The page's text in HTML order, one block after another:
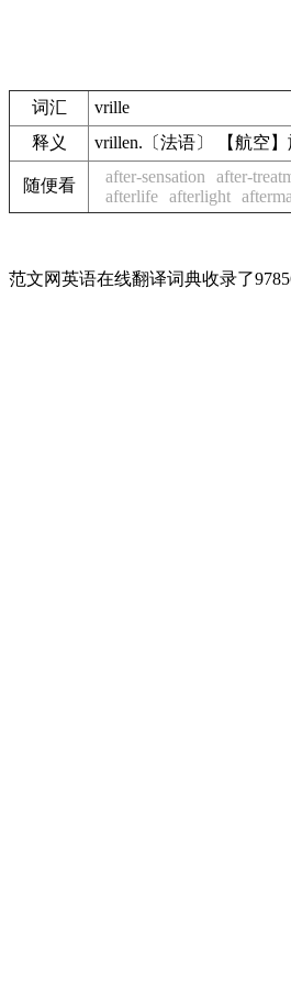
词汇
vrille
释义
vrillen.〔法语〕 【航空
随便看 after-sensation after-
afterlife afterlight
范文网英语在线翻译词典收录了